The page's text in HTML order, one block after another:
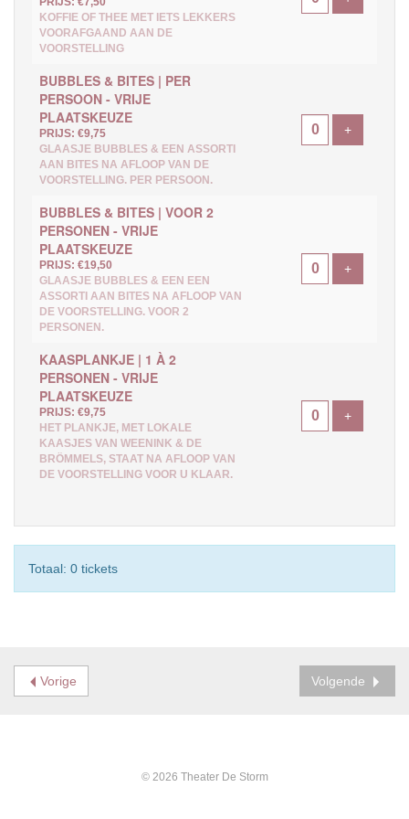
KOFFIE OF THEE MET IETS LEKKERS
VOORAFGAAND AAN DE
VOORSTELLING
BUBBLES & BITES | PER
PERSOON - VRIJE
PLAATSKEUZE
PRIJS: €9,75
GLAASJE BUBBLES & EEN ASSORTI
AAN BITES NA AFLOOP VAN DE
VOORSTELLING. PER PERSOON.
+Voeg
BUBBLES & BITES | VOOR 2
PERSONEN - VRIJE
PLAATSKEUZE
PRIJS: €19,50
GLAASJE BUBBLES & EEN EEN
ASSORTI AAN BITES NA AFLOOP VAN
DE VOORSTELLING. VOOR 2
PERSONEN.
+Voeg
KAASPLANKJE | 1 À 2
PERSONEN - VRIJE
PLAATSKEUZE
PRIJS: €9,75
HET PLANKJE, MET LOKALE
KAASJES VAN WEENINK & DE
BRÖMMELS, STAAT NA AFLOOP VAN
DE VOORSTELLING VOOR U KLAAR.
+Voeg
Totaal: 0 tickets
Vorige Volgende
© 2026 Theater De Storm